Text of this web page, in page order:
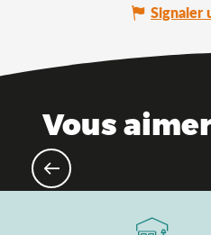
Signaler
Vous
L'Ain, entre